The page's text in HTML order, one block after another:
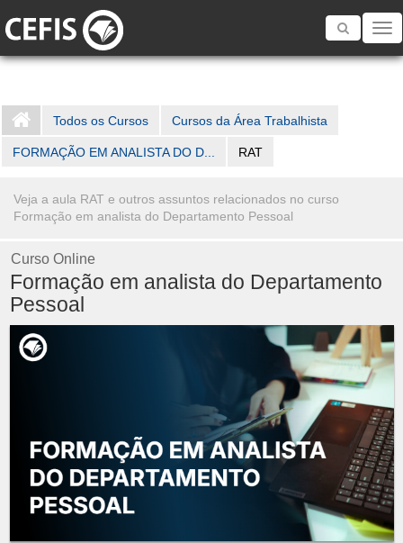
Toggle
Todos os Cursos Cursos da Área Trabalhista
FORMAÇÃO EM ANALISTA DO D... RAT
Veja a aula RAT e outros assuntos relacionados no curso
Formação em analista do Departamento Pessoal
Curso Online
Formação em analista do Departamento
Pessoal